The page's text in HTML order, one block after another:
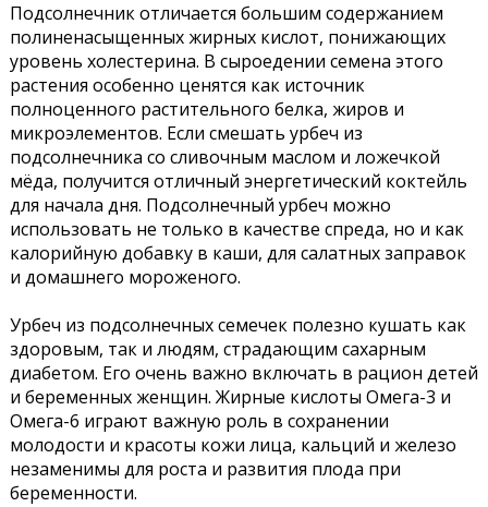
Подсолнечник отличается большим содержанием
полиненасыщенных жирных кислот, понижающих
уровень холестерина. В сыроедении семена этого
растения особенно ценятся как источник
полноценного растительного белка, жиров и
микроэлементов. Если смешать урбеч из
подсолнечника со сливочным маслом и ложечкой
мёда, получится отличный энергетический коктейль
для начала дня. Подсолнечный урбеч можно
использовать не только в качестве спреда, но и как
калорийную добавку в каши, для салатных заправок
и домашнего мороженого.
Урбеч из подсолнечных семечек полезно кушать как
здоровым, так и людям, страдающим сахарным
диабетом. Его очень важно включать в рацион детей
и беременных женщин. Жирные кислоты Омега-3 и
Омегa-6 играют важную роль в сохранении
молодости и красоты кожи лица, кальций и железо
незаменимы для роста и развития плода при
беременности.